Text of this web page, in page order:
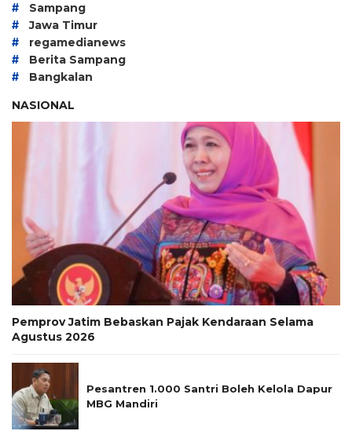
# Sampang
# Jawa Timur
# regamedianews
# Berita Sampang
#
Bangkalan
NASIONAL
Pemprov Jatim Bebaskan Pajak Kendaraan Selama
Agustus 2026
Pesantren 1.000 Santri Boleh Kelola Dapur
MBG Mandiri